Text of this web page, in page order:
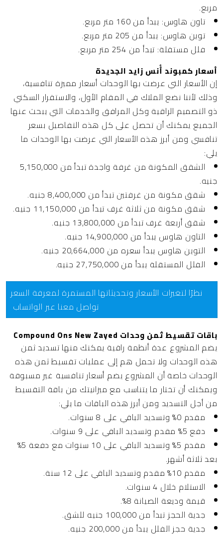
مربع.
تاون هاوس: يبدأ من 160 متر مربع.
توين هاوس: يبدأ من 205 متر مربع.
فلل مستقلة: تبدأ من 254 متر مربع.
أسعار كمبوند أُنس زايد الجديدة
إن الأسعار التي عرضت بها الوحدات أسعار مميزة تنافسية،
وذلك لأننا نضع الملاك في المقام الأول، والاستقرار السكني
ذو التصميم الراقية وكل المرافق والخدمات التي يبحث عنها
الجميع يمكنك أن تحصل على كل هذه التفاصيل بسعر
تنافسي ومن أبرز هذه الأسعار التي عرضت بها الوحدات ما
يلي:
الشقق المكونة من غرفة واجدة تبدأ من 5,150,000
جنيه.
شقق مكونة من غرفتين تبدأ من 8,400,000 جنيه.
شقق مكونة من ثلاثة غرف تبدأ من 11,150,000 جنيه.
شقق أربعة غرف تبدأ من 13,800,000 جنيه.
التاون هاوس يبدأ من 14,900,000 جنيه.
التوين هاوس يبدأ سعره من 20,664,000 جنيه.
الفلل المستقلة يبدأ من 27,750,000 جنيه.
نظرًا لتغيرات الأسعار وتحديثاتها المستمرة لمعرفة السعر
تواصل معنا عبر الواتساب
باقات تقسيط ثمن وحدات Compound Ons New Zayed
يضم المشروع عدة أنظمة راقية يمكنك منها تسديد ثمن
هذه الوحدات ولا تحمل هم إلى عمليات تقسيط ثمن هذه
الوحدات خاصة أن المشروع يضم أسعار تنافسية غير مسبوقة
ويمكنك أن تختار ما يتناسب مع ميزانيتك من باقة التقسيط
من أجل التسديد ومن أبرز هذه الباقات ما يلي:
مقدم 0% وتسديد الباقي على 8 سنوات.
دفع 5% مقدم وتسديد الباقي على 9 سنوات.
مقدم 5% وتسديد الباقي على 10 سنوات مع دفعة 5%
بعد ثلاثة أشهر.
مقدم 10% مقدم وتسديد الباقي على 12 سنة.
الاستلام خلال 4 سنوات.
قيمة وديعة الصيانة 8%.
جدية الحجز تبدأ من 100,000 جنيه للشق.
جدية حجز الفلل يبدأ من 200,000 جنيه.